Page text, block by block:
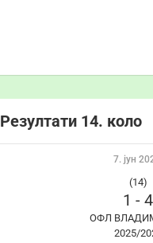
Резултати 14. коло
7. јун
(14)
1 -4
ОФЛ
2025/